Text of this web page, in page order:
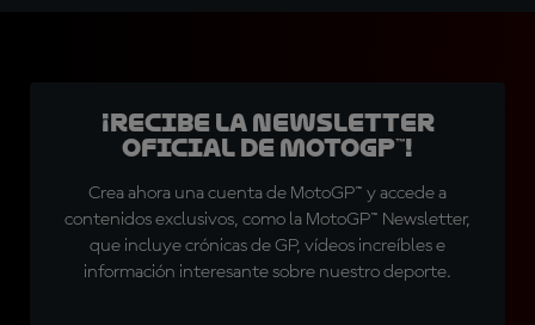
¡Recibe la Newsletter
oficial de MotoGP™!
Crea ahora una cuenta de MotoGP™ y accede a
contenidos exclusivos, como la MotoGP™ Newsletter,
que incluye crónicas de GP, vídeos increíbles e
información interesante sobre nuestro deporte.